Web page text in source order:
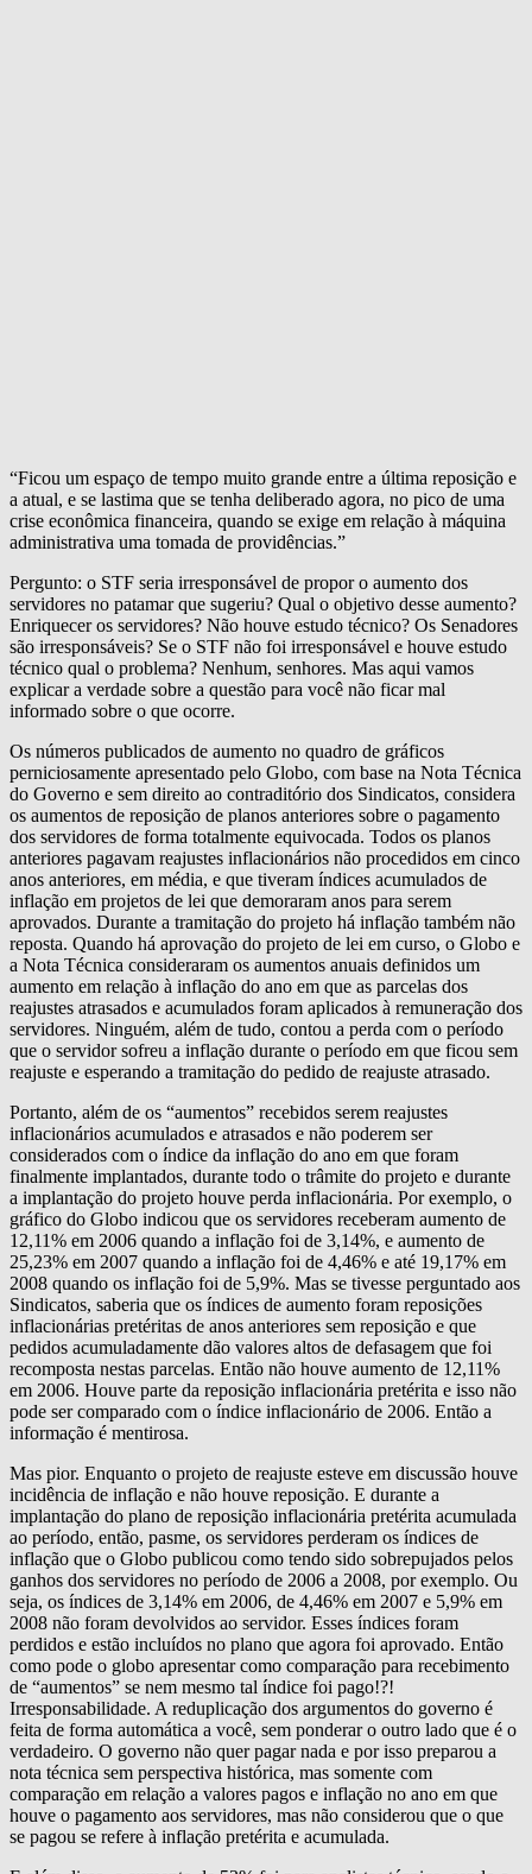
“Ficou um espaço de tempo muito grande entre a última reposição e
a atual, e se lastima que se tenha deliberado agora, no pico de uma
crise econômica financeira, quando se exige em relação à máquina
administrativa uma tomada de providências.”
Pergunto: o STF seria irresponsável de propor o aumento dos
servidores no patamar que sugeriu? Qual o objetivo desse aumento?
Enriquecer os servidores? Não houve estudo técnico? Os Senadores
são irresponsáveis? Se o STF não foi irresponsável e houve estudo
técnico qual o problema? Nenhum, senhores. Mas aqui vamos
explicar a verdade sobre a questão para você não ficar mal
informado sobre o que ocorre.
Os números publicados de aumento no quadro de gráficos
perniciosamente apresentado pelo Globo, com base na Nota Técnica
do Governo e sem direito ao contraditório dos Sindicatos, considera
os aumentos de reposição de planos anteriores sobre o pagamento
dos servidores de forma totalmente equivocada. Todos os planos
anteriores pagavam reajustes inflacionários não procedidos em cinco
anos anteriores, em média, e que tiveram índices acumulados de
inflação em projetos de lei que demoraram anos para serem
aprovados. Durante a tramitação do projeto há inflação também não
reposta. Quando há aprovação do projeto de lei em curso, o Globo e
a Nota Técnica consideraram os aumentos anuais definidos um
aumento em relação à inflação do ano em que as parcelas dos
reajustes atrasados e acumulados foram aplicados à remuneração dos
servidores. Ninguém, além de tudo, contou a perda com o período
que o servidor sofreu a inflação durante o período em que ficou sem
reajuste e esperando a tramitação do pedido de reajuste atrasado.
Portanto, além de os “aumentos” recebidos serem reajustes
inflacionários acumulados e atrasados e não poderem ser
considerados com o índice da inflação do ano em que foram
finalmente implantados, durante todo o trâmite do projeto e durante
a implantação do projeto houve perda inflacionária. Por exemplo, o
gráfico do Globo indicou que os servidores receberam aumento de
12,11% em 2006 quando a inflação foi de 3,14%, e aumento de
25,23% em 2007 quando a inflação foi de 4,46% e até 19,17% em
2008 quando os inflação foi de 5,9%. Mas se tivesse perguntado aos
Sindicatos, saberia que os índices de aumento foram reposições
inflacionárias pretéritas de anos anteriores sem reposição e que
pedidos acumuladamente dão valores altos de defasagem que foi
recomposta nestas parcelas. Então não houve aumento de 12,11%
em 2006. Houve parte da reposição inflacionária pretérita e isso não
pode ser comparado com o índice inflacionário de 2006. Então a
informação é mentirosa.
Mas pior. Enquanto o projeto de reajuste esteve em discussão houve
incidência de inflação e não houve reposição. E durante a
implantação do plano de reposição inflacionária pretérita acumulada
ao período, então, pasme, os servidores perderam os índices de
inflação que o Globo publicou como tendo sido sobrepujados pelos
ganhos dos servidores no período de 2006 a 2008, por exemplo. Ou
seja, os índices de 3,14% em 2006, de 4,46% em 2007 e 5,9% em
2008 não foram devolvidos ao servidor. Esses índices foram
perdidos e estão incluídos no plano que agora foi aprovado. Então
como pode o globo apresentar como comparação para recebimento
de “aumentos” se nem mesmo tal índice foi pago!?!
Irresponsabilidade. A reduplicação dos argumentos do governo é
feita de forma automática a você, sem ponderar o outro lado que é o
verdadeiro. O governo não quer pagar nada e por isso preparou a
nota técnica sem perspectiva histórica, mas somente com
comparação em relação a valores pagos e inflação no ano em que
houve o pagamento aos servidores, mas não considerou que o que
se pagou se refere à inflação pretérita e acumulada.